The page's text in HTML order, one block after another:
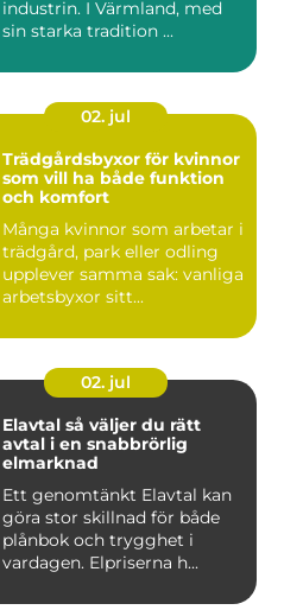
industrin. I Värmland, med
sin starka tradition ...
02. jul
Trädgårdsbyxor för kvinnor
som vill ha både funktion
och komfort
Många kvinnor som arbetar i
trädgård, park eller odling
upplever samma sak: vanliga
arbetsbyxor sitt...
02. jul
Elavtal så väljer du rätt
avtal i en snabbrörlig
elmarknad
Ett genomtänkt Elavtal kan
göra stor skillnad för både
plånbok och trygghet i
vardagen. Elpriserna h...